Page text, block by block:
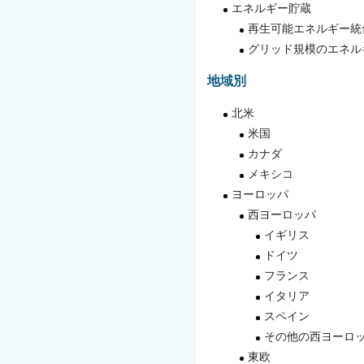
エネルギー貯蔵
再生可能エネルギー統
グリッド規模のエネ
地域別
北米
米国
カナダ
メキシコ
ヨーロッパ
西ヨーロッパ
イギリス
ドイツ
フランス
イタリア
スペイン
その他の西ヨーロ
東欧